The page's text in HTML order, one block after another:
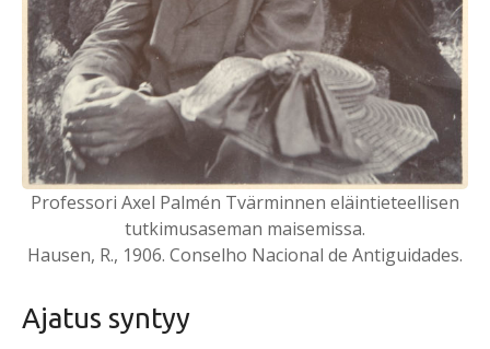
Professori Axel Palmén Tvärminnen eläintieteellisen
tutkimusaseman maisemissa.
Hausen, R., 1906. Conselho Nacional de Antiguidades.
Aja­tus syn­tyy